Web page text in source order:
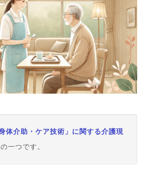
身体介助・ケア技術」に関する介護現
の一つです。